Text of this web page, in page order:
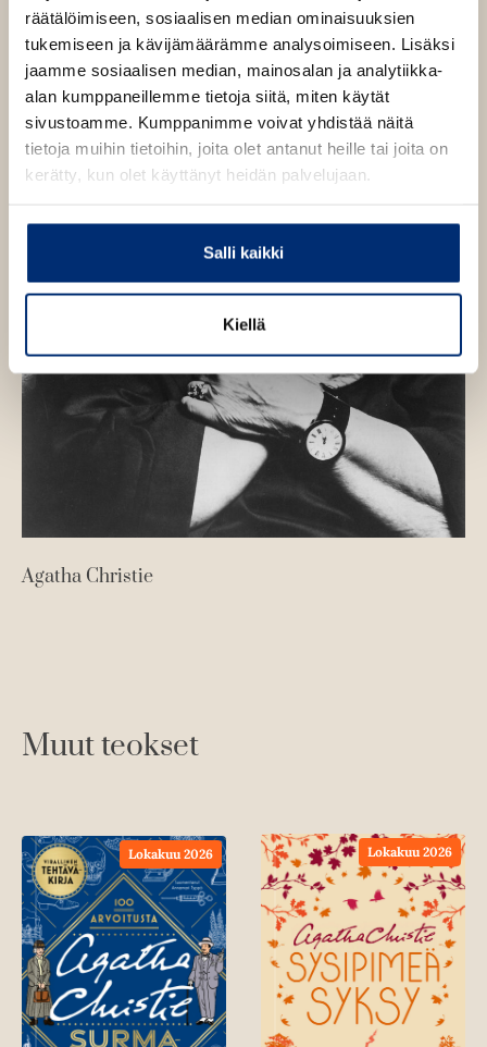
räätälöimiseen, sosiaalisen median ominaisuuksien
tukemiseen ja kävijämäärämme analysoimiseen. Lisäksi
jaamme sosiaalisen median, mainosalan ja analytiikka-
alan kumppaneillemme tietoja siitä, miten käytät
sivustoamme. Kumppanimme voivat yhdistää näitä
tietoja muihin tietoihin, joita olet antanut heille tai joita on
kerätty, kun olet käyttänyt heidän palvelujaan.
Salli kaikki
Kiellä
t
e
e
n
e
h
t
e
e
n
s
t
i
e
Agatha Christie
Muut teokset
Lokakuu 2026 Lokakuu 2026